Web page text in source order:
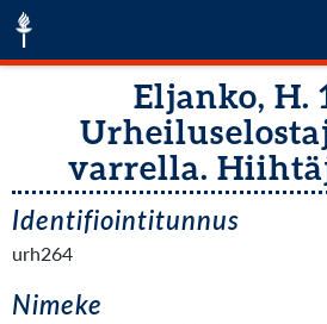
Eljanko, H.
varrella.
Identifiointitunnus
urh264
Nimeke